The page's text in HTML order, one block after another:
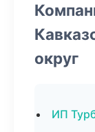
округ
ИП